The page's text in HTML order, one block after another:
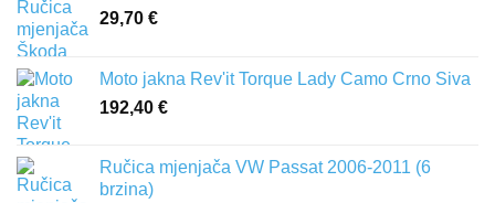
29,70 €
Moto jakna Rev'it Torque Lady Camo Crno Siva
192,40 €
Ručica mjenjača VW Passat 2006-2011 (6
brzina)